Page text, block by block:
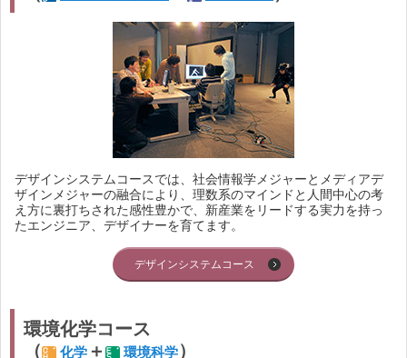
デザインシステムコースでは、社会情報学メジャーとメディアデ
ザインメジャーの融合により、理数系のマインドと人間中心の考
え方に裏打ちされた感性豊かで、新産業をリードする実力を持っ
たエンジニア、デザイナーを育てます。
デザインシステムコース
環境化学コース
（
化学 ＋ 環境科学）